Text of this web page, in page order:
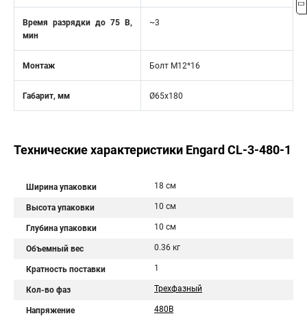
Время разрядки до 75 В,
мин
~3
Монтаж Болт М12*16
Габарит, мм Ø65х180
Технические характеристики Engard CL-3-480-1
Ширина упаковки 18 см
Высота упаковки 10 см
Глубина упаковки 10 см
Объемный вес 0.36 кг
Кратность поставки 1
Кол-во фаз Трехфазный
Напряжение 480В